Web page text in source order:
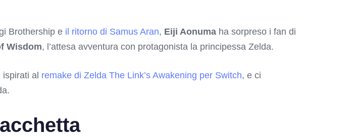
Brothership e il ritorno di Samus Aran, Eiji Aonuma ha sorpreso i fan di
Wisdom, l’attesa avventura con protagonista la principessa Zelda.
al remake di Zelda The Link’s Awakening per Switch, e ci